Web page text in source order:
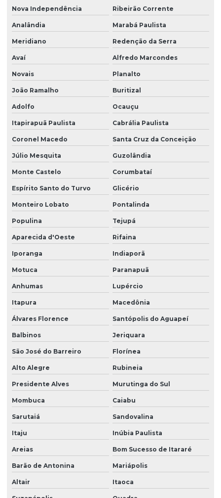
Nova Independência Ribeirão Corrente
Analândia Marabá Paulista
Meridiano Redenção da Serra
Avaí Alfredo Marcondes
Novais Planalto
João Ramalho Buritizal
Adolfo Ocauçu
Itapirapuã Paulista Cabrália Paulista
Coronel Macedo Santa Cruz da Conceição
Júlio Mesquita Guzolândia
Monte Castelo Corumbataí
Espírito Santo do Turvo Glicério
Monteiro Lobato Pontalinda
Populina Tejupá
Aparecida d'Oeste Rifaina
Iporanga Indiaporã
Motuca Paranapuã
Anhumas Lupércio
Itapura Macedônia
Álvares Florence Santópolis do Aguapeí
Balbinos Jeriquara
São José do Barreiro Florínea
Alto Alegre Rubineia
Presidente Alves Murutinga do Sul
Mombuca Caiabu
Sarutaiá Sandovalina
Itaju Inúbia Paulista
Areias Bom Sucesso de Itararé
Barão de Antonina Mariápolis
Altair Itaoca